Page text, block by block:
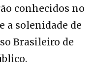
conhecidos no
a solenidade de
Brasileiro de